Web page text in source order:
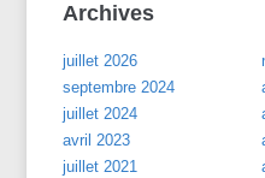
Archives
juillet 2026
septembre 2024
juillet 2024
avril 2023
juillet 2021